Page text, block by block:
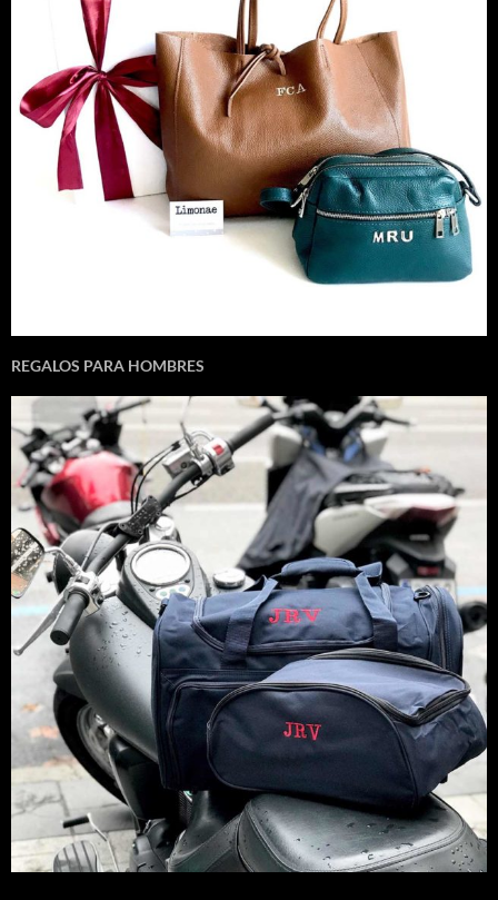
REGALOS PARA HOMBRES